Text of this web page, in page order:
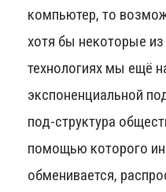
компьютер, то
хотя бы некоторые
технологиях мы ещё
экспоненциальной
под-структура
помощью которого
обменивается,